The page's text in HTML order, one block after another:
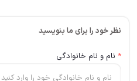
نظر خود را برای ما بنویسید
* نام و نام خانوادگی